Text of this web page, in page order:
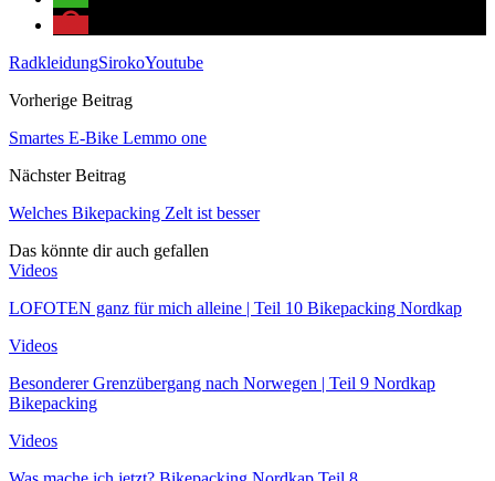
RadkleidungSirokoYoutube
Vorherige Beitrag
Smartes E-Bike Lemmo one
Nächster Beitrag
Welches Bikepacking Zelt ist besser
Das könnte dir auch gefallen
Videos
LOFOTEN ganz für mich alleine | Teil 10 Bikepacking Nordkap
Videos
Besonderer Grenzübergang nach Norwegen | Teil 9 Nordkap
Bikepacking
Videos